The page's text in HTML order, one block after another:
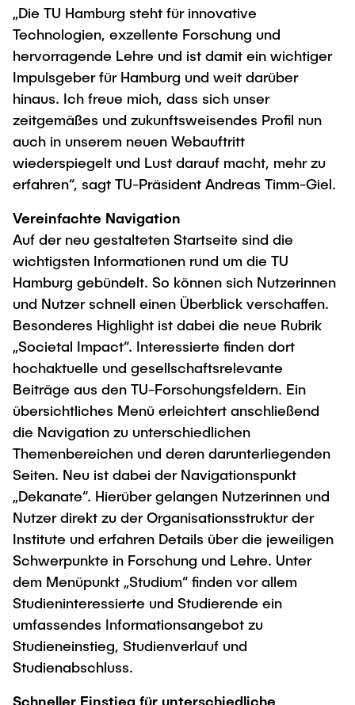
"Biobased Processes and Reactor
Technologies"
Research and institutes
Joint School of Multidisciplinary Studies
Institutes
„Die TU Hamburg steht für innovative
Technologien, exzellente Forschung und
hervorragende Lehre und ist damit ein wichtiger
Impulsgeber für Hamburg und weit darüber
hinaus. Ich freue mich, dass sich unser
zeitgemäßes und zukunftsweisendes Profil nun
auch in unserem neuen Webauftritt
wiederspiegelt und Lust darauf macht, mehr zu
erfahren“, sagt TU-Präsident Andreas Timm-Giel.
Vereinfachte Navigation
Auf der neu gestalteten Startseite sind die
wichtigsten Informationen rund um die TU
Hamburg gebündelt. So können sich Nutzerinnen
und Nutzer schnell einen Überblick verschaffen.
Besonderes Highlight ist dabei die neue Rubrik
„Societal Impact“. Interessierte finden dort
hochaktuelle und gesellschaftsrelevante
Beiträge aus den TU-Forschungsfeldern. Ein
übersichtliches Menü erleichtert anschließend
die Navigation zu unterschiedlichen
Themenbereichen und deren darunterliegenden
Seiten. Neu ist dabei der Navigationspunkt
„Dekanate“. Hierüber gelangen Nutzerinnen und
Nutzer direkt zu der Organisationsstruktur der
Institute und erfahren Details über die jeweiligen
Schwerpunkte in Forschung und Lehre. Unter
dem Menüpunkt „Studium“ finden vor allem
Studieninteressierte und Studierende ein
umfassendes Informationsangebot zu
Studieneinstieg, Studienverlauf und
Studienabschluss.
Schneller Einstieg für unterschiedliche